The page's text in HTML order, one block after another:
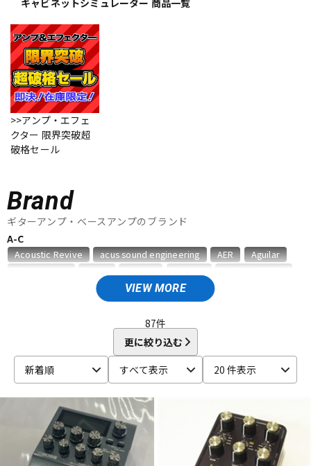
エレキギター
ベース
ドラム
キーボード
エフェクター
配信/ライブ機器 楽器アクセサリ
キャビネットシミュレーター 商品一覧
>>アンプ・エフェ
クター 限界突破超
破格セール
Brand
ギターアンプ・ベースアンプのブランド
VIEW MORE
A-C
Acoustic Revive acus sound engineering AER
Aguilar
BAGEND BELDEN Benson Amps
BOSS CAJ Carr
Danelectro Darkglass Electronics Demeter
Diezel
Divided by 13
Dr.Z DV MARK EBS
Effects Bakery
Fender USA
Fluid Audio
FRACTAL AUDIO SYSTEMS
Free The Tone
FRIEDMAN FRYETTE
FunSounds Pro
FURMAN
G-M
87件
更に絞り込む
新着順
すべて表示 20 件表示